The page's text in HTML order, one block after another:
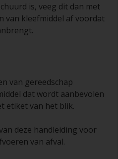
is, veeg dit dan met
van kleefmiddel af voordat
van gereedschap
dat wordt aanbevolen
etiket van het blik.
deze handleiding voor
van afval.